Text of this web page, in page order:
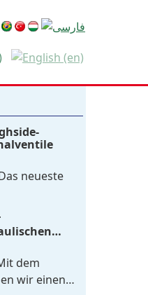
neueste
dem
wir einen